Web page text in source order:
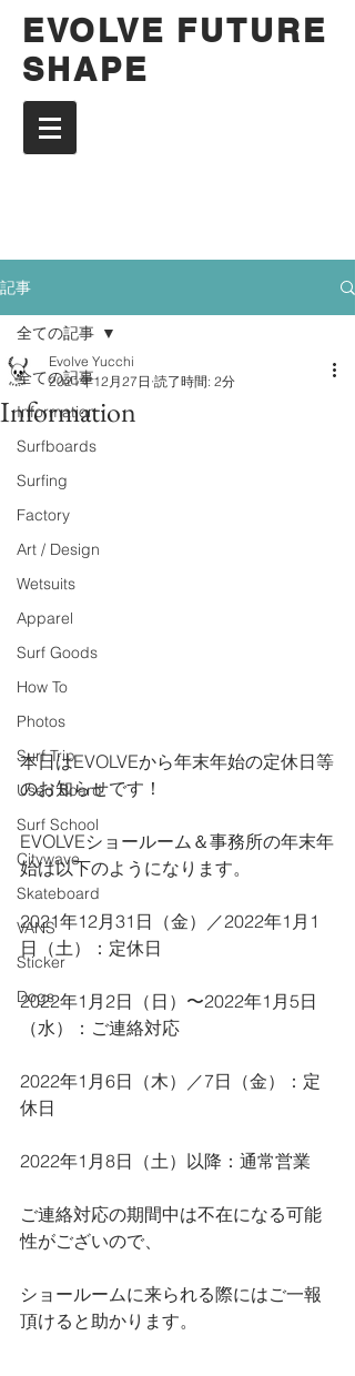
EVOLVE FUTURE
SHAPE
記事
全ての記事
Information
Surfboards
Surfing
Factory
Art / Design
Wetsuits
Apparel
Surf Goods
How To
Photos
Surf Trip
Used Board
Surf School
Citywave
Skateboard
VANS
Sticker
Dogs
全ての記事
Information
Evolve Yucchi
2021年12月27日 読了時間: 2分
本日はEVOLVEから年末年始の定休日等
のお知らせです！
EVOLVEショールーム＆事務所の年末年
始は以下のようになります。
2021年12月31日（金）／2022年1月1
日（土）：定休日
2022年1月2日（日）〜2022年1月5日
（水）：ご連絡対応
2022年1月6日（木）／7日（金）：定
休日
2022年1月8日（土）以降：通常営業
ご連絡対応の期間中は不在になる可能
性がございので、
ショールームに来られる際にはご一報
頂けると助かります。